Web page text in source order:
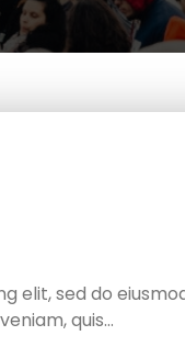
elit, sed do
quis…